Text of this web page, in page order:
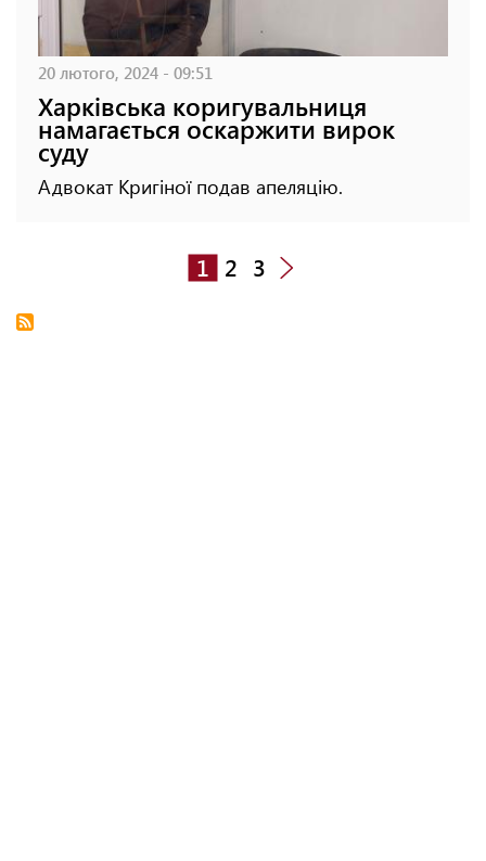
20 лютого, 2024 - 09:51
Харківська коригувальниця
намагається оскаржити вирок
суду
Адвокат Кригіної подав апеляцію.
1 2 3